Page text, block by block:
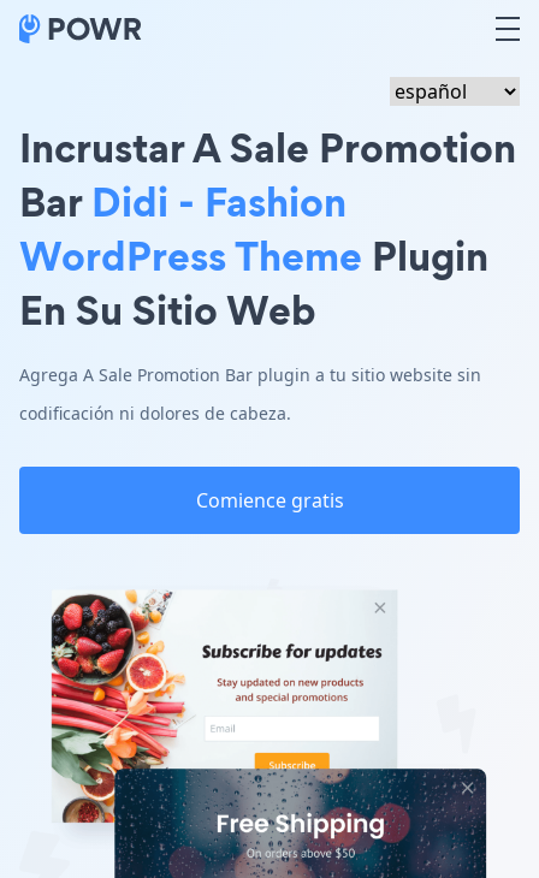
Incrustar A Sale Promotion
BarDidi - Fashion
WordPress Theme Plugin
En Su Sitio Web
Agrega A Sale Promotion Bar plugin a tu sitio website sin
codificación ni dolores de cabeza.
Comience gratis